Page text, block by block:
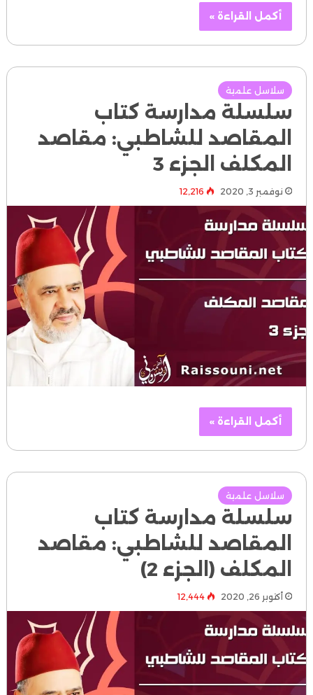
أكمل القراءة »
سلاسل علمية
سلسلة مدارسة كتاب
المقاصد للشاطبي: مقاصد
المكلف الجزء 3
نوفمبر 3, 2020 12٬216
أكمل القراءة »
سلاسل علمية
سلسلة مدارسة كتاب
المقاصد للشاطبي: مقاصد
المكلف (الجزء 2)
أكتوبر 26, 2020 12٬444